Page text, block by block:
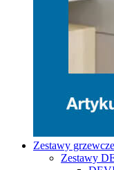
Zestawy grzewcze
Zestawy